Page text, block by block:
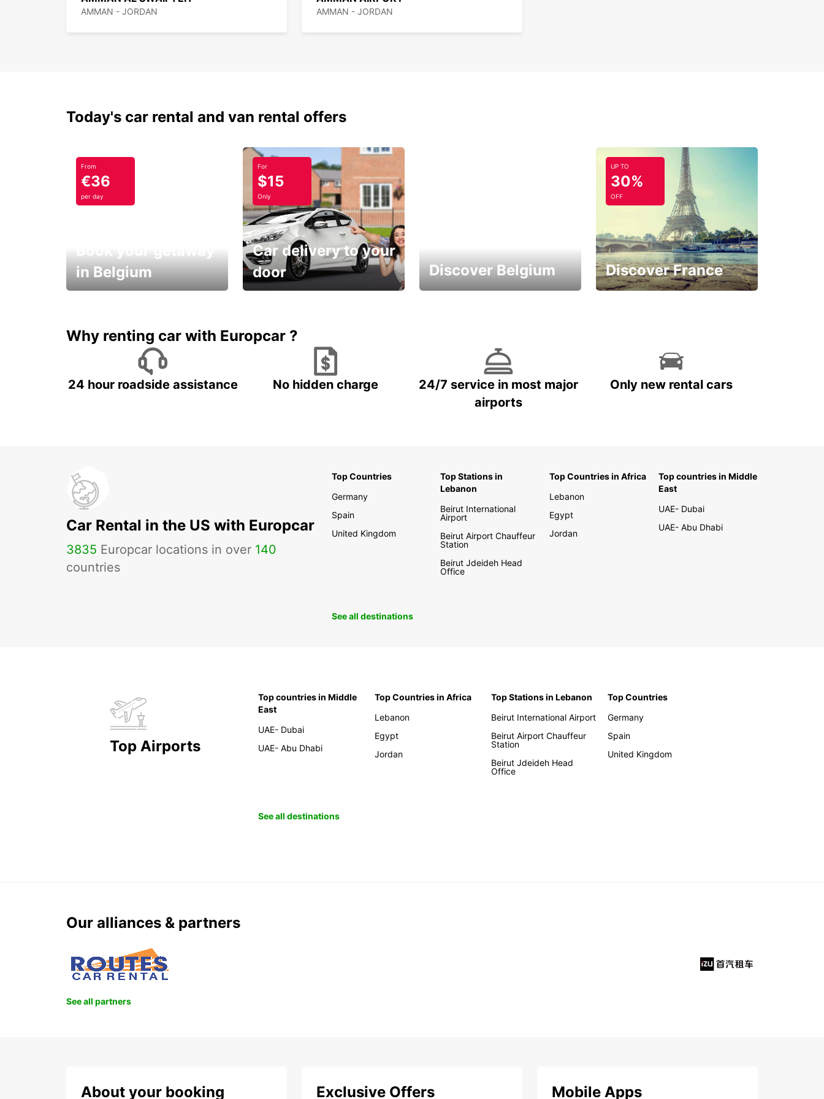
AMMAN - JORDAN AMMAN - JORDAN
Today's car rental and van rental offers
From
€36
per day
in Belgium
For
$15
Only
Car delivery to your
door
Discover Belgium
UP TO
30%
OFF
Discover France
Why renting car with Europcar ?
24 hour roadside assistance No hidden charge
24/7 service in most major
airports
Only new rental cars
Car Rental in the US with Europcar
3835 Europcar locations in over 140
countries
Top Countries
Germany
Spain
United Kingdom
Top Stations in
Lebanon
Beirut International
Airport
Beirut Airport Chauffeur
Station
Beirut Jdeideh Head
Office
Top Countries in Africa
Lebanon
Egypt
Jordan
Top countries in Middle
East
UAE- Dubai
UAE- Abu Dhabi
See all destinations
Top Airports
Top countries in Middle
East
UAE- Dubai
UAE- Abu Dhabi
Top Countries in Africa
Lebanon
Egypt
Jordan
Top Stations in Lebanon
Beirut International Airport
Beirut Airport Chauffeur
Station
Beirut Jdeideh Head
Office
Top Countries
Germany
Spain
United Kingdom
See all destinations
Our alliances & partners
See all partners
About your booking Exclusive Offers Mobile Apps